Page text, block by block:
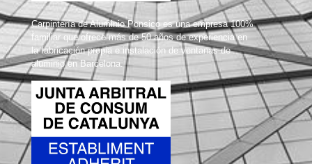
Carpintería de Aluminio Ponsico es una empresa 100%
familiar que ofrece más de 50 años de experiencia en
la fabricación propia e instalación de ventanas de
aluminio en Barcelona.